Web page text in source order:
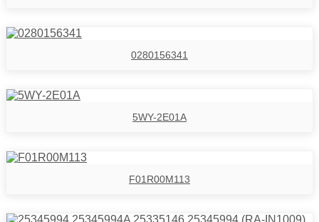
0280156341
5WY-2E01A
F01R00M113